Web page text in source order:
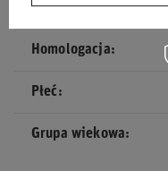
Materiał
Homologacja
Płeć
Grupa wiekowa